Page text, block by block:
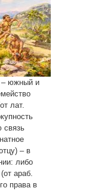
– южный и
лат.
связь
– в
либо
араб.
права в